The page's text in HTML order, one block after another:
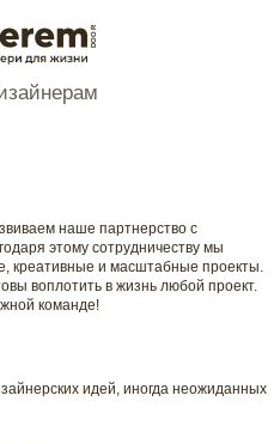
DOOR
наше партнерство с
этому сотрудничеству мы
креативные и масштабные проекты.
воплотить в жизнь любой проект.
команде!
идей, иногда неожиданных